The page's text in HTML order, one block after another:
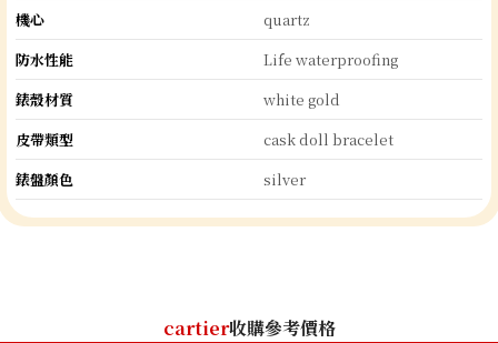
機心
quartz
防水性能
Life waterproofing
錶殼材質
white gold
皮帶類型
cask doll bracelet
錶盤顏色
silver
cartier收購參考價格